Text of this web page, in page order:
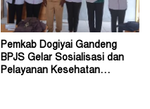
Pemkab Dogiyai Gandeng
BPJS Gelar Sosialisasi dan
Pelayanan Kesehatan